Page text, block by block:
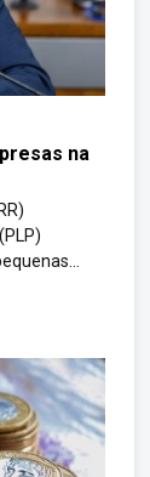
na
geral a